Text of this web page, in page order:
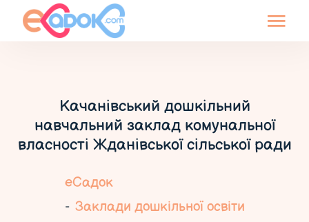
Качанівський дошкільний
навчальний заклад комунальної
власності Жданівської сільської ради
еСадок
Заклади дошкільної освіти